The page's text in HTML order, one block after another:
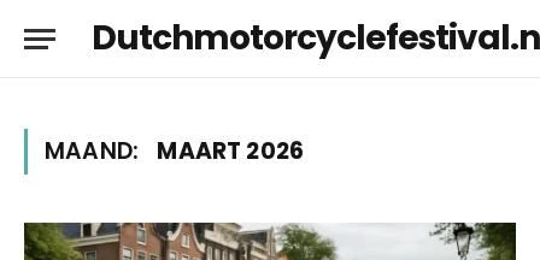
MAAND: MAART 2026